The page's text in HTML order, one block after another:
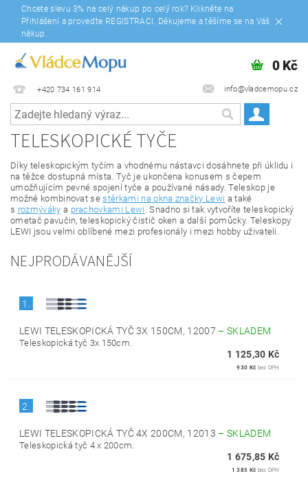
Chcete slevu 3% na celý nákup po celý rok? Klikněte na
Přihlášení a proveďte REGISTRACI. Děkujeme a těšíme se na Váš
nákup.
+420 734 161 914 info@vladcemopu.cz
0 Kč
TELESKOPICKÉ TYČE
Díky teleskopickým tyčím a vhodnému nástavci dosáhnete při úklidu i
na těžce dostupná místa. Tyč je ukončena konusem s čepem
umožňujícím pevné spojení tyče a používané násady. Teleskop je
možné kombinovat sestěrkami na okna značky Lewi a také
s rozmýváky a prachovkami Lewi . Snadno si tak vytvoříte teleskopický
ometač pavučin, teleskopický čistič oken a další pomůcky. Teleskopy
LEWI jsou velmi oblíbené mezi profesionály i mezi hobby uživateli.
NEJPRODÁVANĚJŠÍ
1.
LEWI TELESKOPICKÁ TYČ 3X 150CM, 12007 – SKLADEM
Teleskopická tyč 3x 150cm.
1 125,30 Kč
930 Kč bez DPH
2.
LEWI TELESKOPICKÁ TYČ 4X 200CM, 12013 – SKLADEM
Teleskopická tyč 4 x 200cm.
1 675,85 Kč
1 385 Kč bez DPH